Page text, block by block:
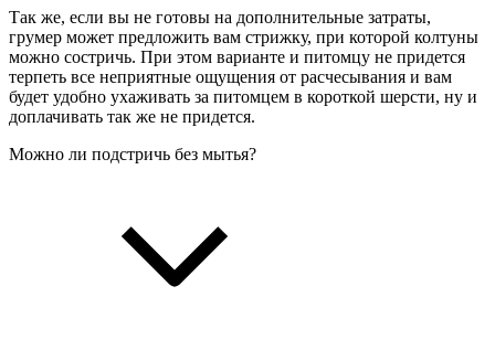
Так же, если вы не готовы на дополнительные затраты,
грумер может предложить вам стрижку, при которой колтуны
можно состричь. При этом варианте и питомцу не придется
терпеть все неприятные ощущения от расчесывания и вам
будет удобно ухаживать за питомцем в короткой шерсти, ну и
доплачивать так же не придется.
Можно ли подстричь без мытья?